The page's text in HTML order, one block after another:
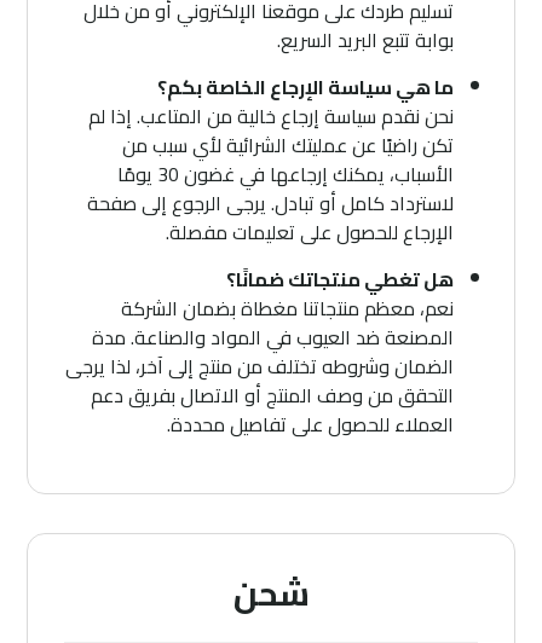
تسليم طردك على موقعنا الإلكتروني أو من خلال
بوابة تتبع البريد السريع.
ما هي سياسة الإرجاع الخاصة بكم؟
نحن نقدم سياسة إرجاع خالية من المتاعب. إذا لم
تكن راضيًا عن عمليتك الشرائية لأي سبب من
الأسباب، يمكنك إرجاعها في غضون 30 يومًا
لاسترداد كامل أو تبادل. يرجى الرجوع إلى صفحة
الإرجاع للحصول على تعليمات مفصلة.
هل تغطي منتجاتك ضمانًا؟
نعم، معظم منتجاتنا مغطاة بضمان الشركة
المصنعة ضد العيوب في المواد والصناعة. مدة
الضمان وشروطه تختلف من منتج إلى آخر، لذا يرجى
التحقق من وصف المنتج أو الاتصال بفريق دعم
العملاء للحصول على تفاصيل محددة.
شحن